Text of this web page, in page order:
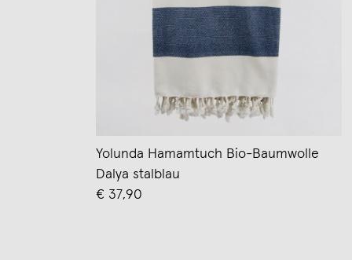
Yolunda Hamamtuch Bio-Baumwolle
Dalya stalblau
€ 37,90